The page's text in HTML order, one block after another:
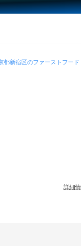
都新宿区のファーストフード
詳細